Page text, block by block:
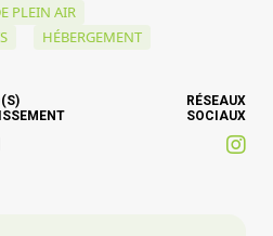
PLEIN AIR
HÉBERGEMENT
RÉSEAUX
SOCIAUX